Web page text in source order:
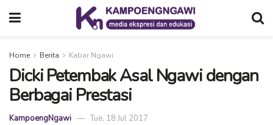
Home Berita Kabar Ngawi
Dicki Petembak Asal Ngawi dengan
Berbagai Prestasi
KampoengNgawi Tue, 18 Jul 2017